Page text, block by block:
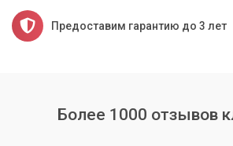
Предоставим гарантию до 3 лет
Более 1000 отзывов